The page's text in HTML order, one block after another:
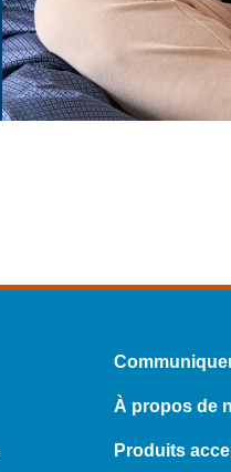
À propos de
Produits